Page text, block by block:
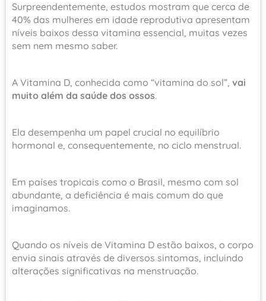
Surpreendentemente, estudos mostram que cerca de
40% das mulheres em idade reprodutiva apresentam
níveis baixos dessa vitamina essencial, muitas vezes
sem nem mesmo saber.
A Vitamina D, conhecida como “vitamina do sol”, vai
muito além da saúde dos ossos.
Ela desempenha um papel crucial no equilíbrio
hormonal e, consequentemente, no ciclo menstrual.
Em países tropicais como o Brasil, mesmo com sol
abundante, a deficiência é mais comum do que
imaginamos.
Quando os níveis de Vitamina D estão baixos, o corpo
envia sinais através de diversos sintomas, incluindo
alterações significativas na menstruação.